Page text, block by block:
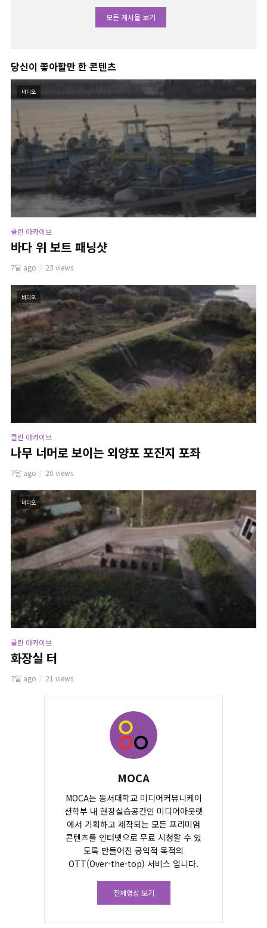
모든 게시물 보기
당신이 좋아할만 한 콘텐츠
비디오
클린 아카이브
바다 위 보트 패닝샷
7달 ago 23 views
비디오
클린 아카이브
나무 너머로 보이는 외양포 포진지 포좌
7달 ago 20 views
비디오
클린 아카이브
화장실 터
7달 ago 21 views
MOCA
MOCA는 동서대학교 미디어커뮤니케이
션학부 내 현장실습공간인 미디어아웃렛
에서 기획하고 제작되는 모든 프리미엄
콘텐츠를 인터넷으로 무료 시청할 수 있
도록 만들어진 공익적 목적의
OTT(Over-the-top) 서비스 입니다.
전체영상 보기